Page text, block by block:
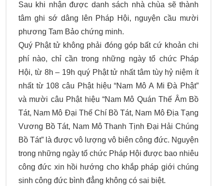
Sau khi nhận được danh sách nhà chùa sẽ thành
tâm ghi sớ dâng lên Pháp Hội, nguyện cầu mười
phương Tam Bảo chứng minh.
Quý Phật tử không phải đóng góp bất cứ khoản chi
phí nào, chỉ cần trong những ngày tổ chức Pháp
Hội, từ 8h – 19h quý Phật tử nhất tâm tùy hỷ niệm ít
nhất từ 108 câu Phật hiệu “Nam Mô A Mi Đà Phật”
và mười câu Phật hiệu “Nam Mô Quán Thế Âm Bồ
Tát, Nam Mô Đại Thế Chí Bồ Tát, Nam Mô Địa Tạng
Vương Bồ Tát, Nam Mô Thanh Tịnh Đại Hải Chúng
Bồ Tát” là được vô lượng vô biên công đức. Nguyện
trong những ngày tổ chức Pháp Hội được bao nhiêu
công đức xin hồi hướng cho khắp pháp giới chúng
sinh công đức bình đẳng không có sai biệt.